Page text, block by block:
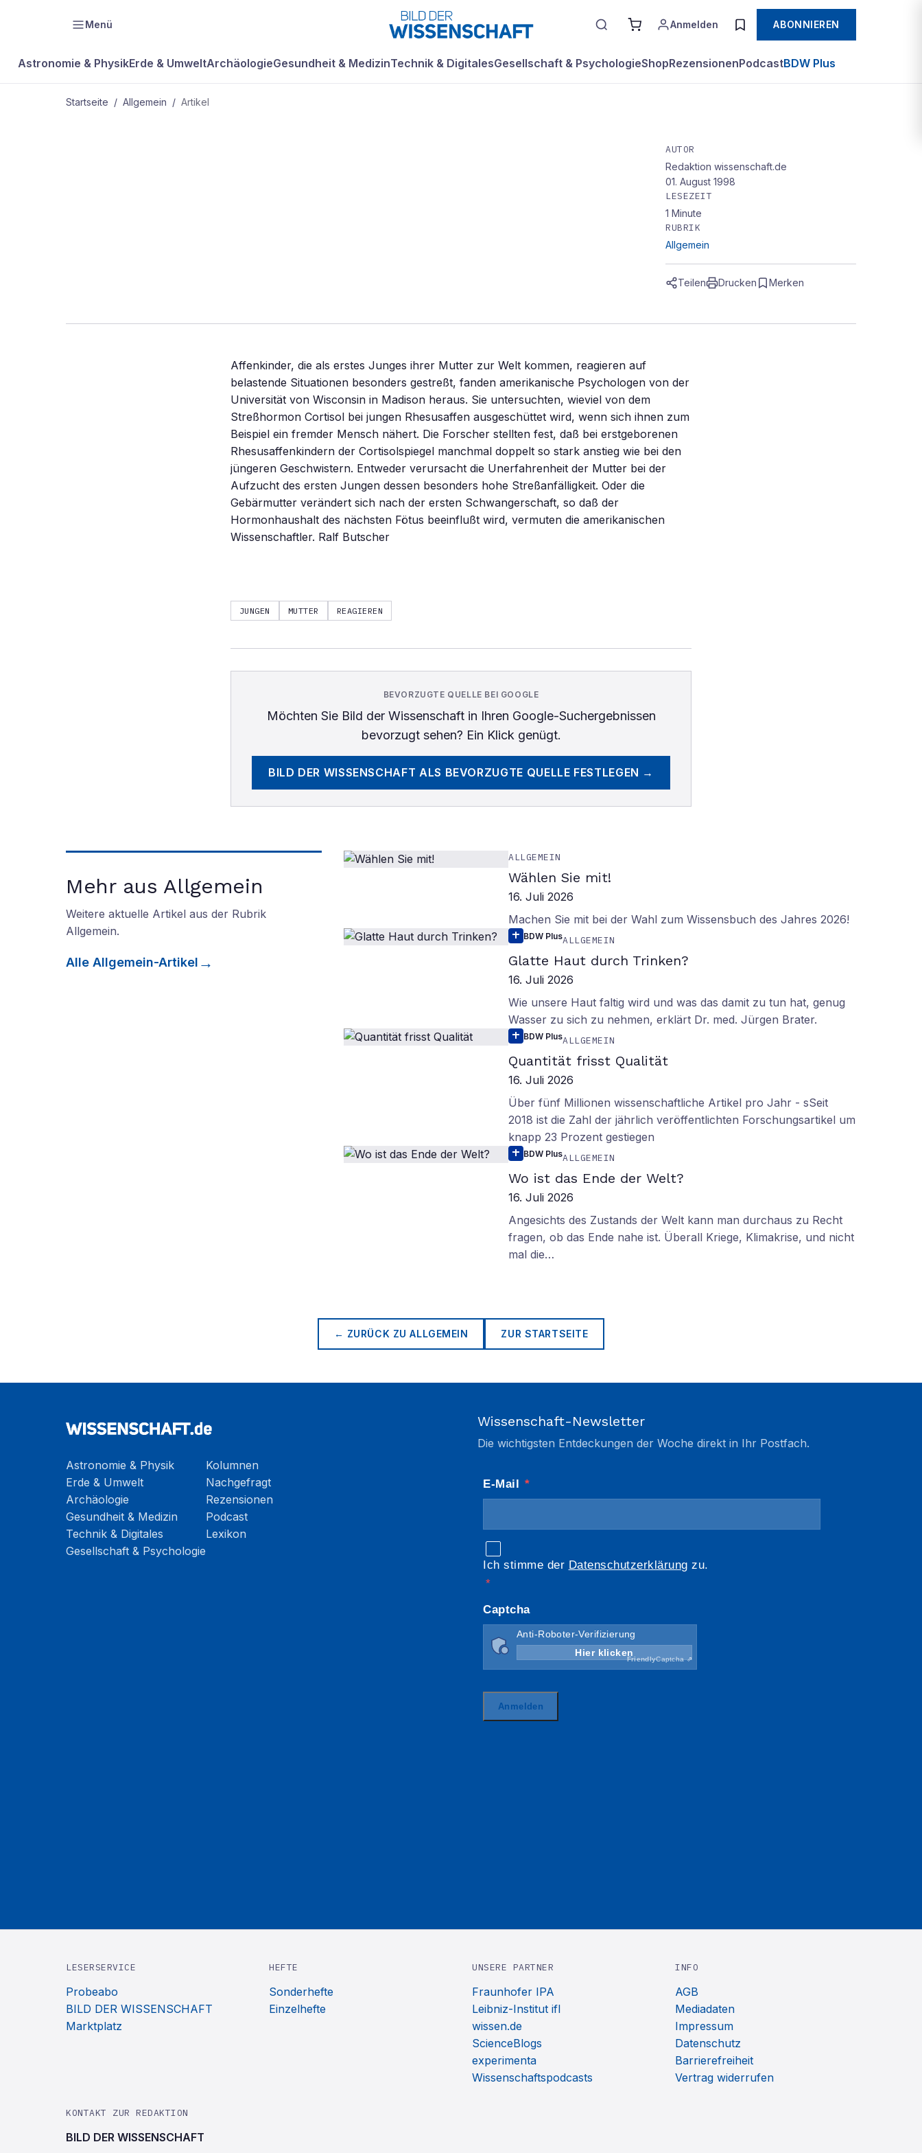
Menü Anmelden ABONNIEREN
Astronomie & PhysikErde & UmweltArchäologieGesundheit & MedizinTechnik & DigitalesGesellschaft & PsychologieShopRezensionenPodcastBDW Plus
Startseite / Allgemein / Artikel
AUTOR
Redaktion wissenschaft.de
01. August 1998
LESEZEIT
1 Minute
RUBRIK
Allgemein
Teilen Drucken Merken
Affenkinder, die als erstes Junges ihrer Mutter zur Welt kommen, reagieren auf
belastende Situationen besonders gestreßt, fanden amerikanische Psychologen von der
Universität von Wisconsin in Madison heraus. Sie untersuchten, wieviel von dem
Streßhormon Cortisol bei jungen Rhesusaffen ausgeschüttet wird, wenn sich ihnen zum
Beispiel ein fremder Mensch nähert. Die Forscher stellten fest, daß bei erstgeborenen
Rhesusaffenkindern der Cortisolspiegel manchmal doppelt so stark anstieg wie bei den
jüngeren Geschwistern. Entweder verursacht die Unerfahrenheit der Mutter bei der
Aufzucht des ersten Jungen dessen besonders hohe Streßanfälligkeit. Oder die
Gebärmutter verändert sich nach der ersten Schwangerschaft, so daß der
Hormonhaushalt des nächsten Fötus beeinflußt wird, vermuten die amerikanischen
Wissenschaftler. Ralf Butscher
JUNGEN MUTTER REAGIEREN
BEVORZUGTE QUELLE BEI GOOGLE
Möchten Sie Bild der Wissenschaftin Ihren Google-Suchergebnissen
bevorzugt sehen? Ein Klick genügt.
BILD DER WISSENSCHAFT ALS BEVORZUGTE QUELLE FESTLEGEN →
Mehr aus Allgemein
Weitere aktuelle Artikel aus der Rubrik
Allgemein.
Alle Allgemein-Artikel
ALLGEMEIN
Wählen Sie mit!
16. Juli 2026
Machen Sie mit bei der Wahl zum Wissensbuch des Jahres 2026!
BDW PlusALLGEMEIN
Glatte Haut durch Trinken?
16. Juli 2026
Wie unsere Haut faltig wird und was das damit zu tun hat, genug
Wasser zu sich zu nehmen, erklärt Dr. med. Jürgen Brater.
BDW PlusALLGEMEIN
Quantität frisst Qualität
16. Juli 2026
Über fünf Millionen wissenschaftliche Artikel pro Jahr - sSeit
2018 ist die Zahl der jährlich veröffentlichten Forschungsartikel um
knapp 23 Prozent gestiegen
BDW PlusALLGEMEIN
Wo ist das Ende der Welt?
16. Juli 2026
Angesichts des Zustands der Welt kann man durchaus zu Recht
fragen, ob das Ende nahe ist. Überall Kriege, Klimakrise, und nicht
mal die…
← ZURÜCK ZUALLGEMEIN ZUR STARTSEITE
Astronomie & Physik
Erde & Umwelt
Archäologie
Gesundheit & Medizin
Technik & Digitales
Gesellschaft & Psychologie
Kolumnen
Nachgefragt
Rezensionen
Podcast
Lexikon
Wissenschaft-Newsletter
Die wichtigsten Entdeckungen der Woche direkt in Ihr Postfach.
LESERSERVICE
Probeabo
BILD DER WISSENSCHAFT
Marktplatz
HEFTE
Sonderhefte
Einzelhefte
UNSERE PARTNER
Fraunhofer IPA
Leibniz-Institut ifl
wissen.de
ScienceBlogs
experimenta
Wissenschaftspodcasts
INFO
AGB
Mediadaten
Impressum
Datenschutz
Barrierefreiheit
Vertrag widerrufen
KONTAKT ZUR REDAKTION
BILD DER WISSENSCHAFT